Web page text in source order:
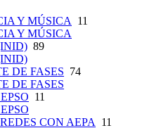
Y MÚSICA 11
Y MÚSICA
89
DE FASES 74
DE FASES
11
CON AEPA 11